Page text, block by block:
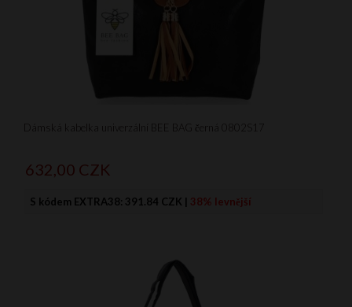
Dámská kabelka univerzální BEE BAG černá 0802S17
632,00 CZK
S kódem EXTRA38: 391.84 CZK | 38% levnější